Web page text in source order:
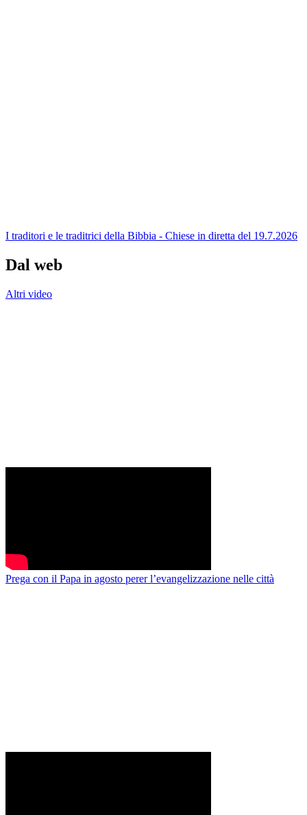
I traditori e le traditrici della Bibbia - Chiese in diretta del 19.7.2026
Dal web
Altri video
Prega con il Papa in agosto perer l’evangelizzazione nelle città